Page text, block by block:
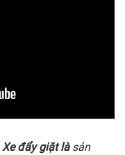
Xe đẩy giặt làsản